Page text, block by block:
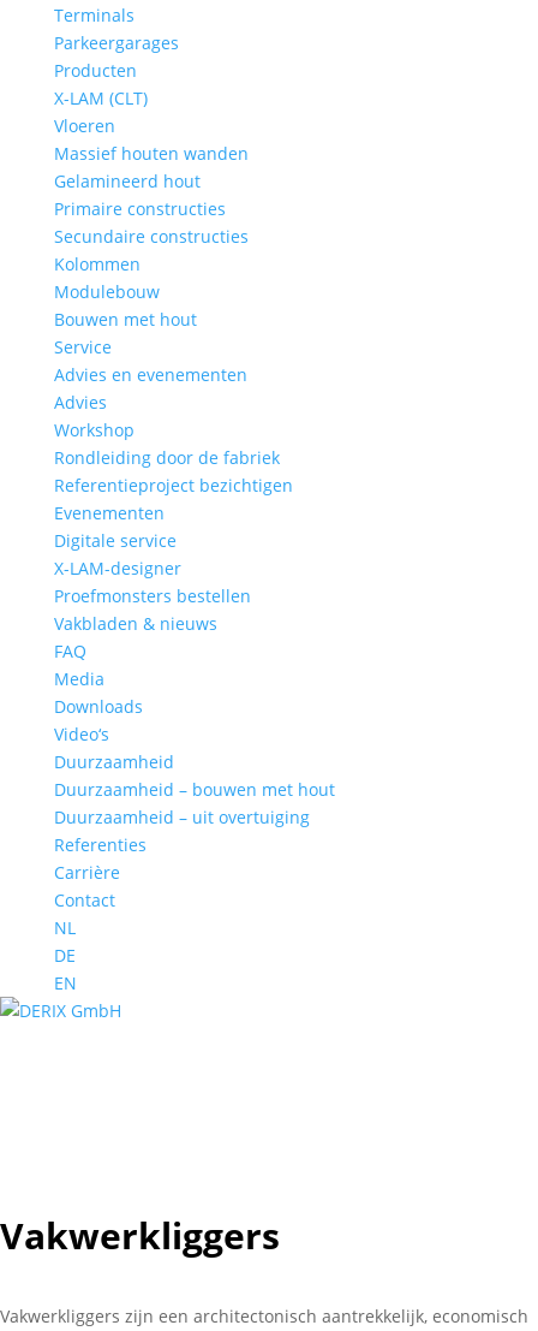
Terminals
Parkeergarages
Producten
X-LAM (CLT)
Vloeren
Massief houten wanden
Gelamineerd hout
Primaire constructies
Secundaire constructies
Kolommen
Modulebouw
Bouwen met hout
Service
Advies en evenementen
Advies
Workshop
Rondleiding door de fabriek
Referentieproject bezichtigen
Evenementen
Digitale service
X-LAM-designer
Proefmonsters bestellen
Vakbladen & nieuws
FAQ
Media
Downloads
Video‘s
Duurzaamheid
Duurzaamheid – bouwen met hout
Duurzaamheid – uit overtuiging
Referenties
Carrière
Contact
NL
DE
EN
Vakwerkliggers
Vakwerkliggers zijn een architectonisch aantrekkelijk, economisch